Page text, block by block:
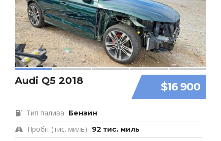
$16 900
Audi Q5 2018
Тип палива Бензин
Пробіг (тис. миль) 92 тис. миль